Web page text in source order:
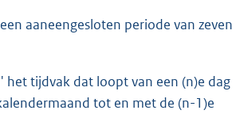
aaneengesloten periode van zeven
het tijdvak dat loopt van een (n)e dag
tot en met de (n-1)e